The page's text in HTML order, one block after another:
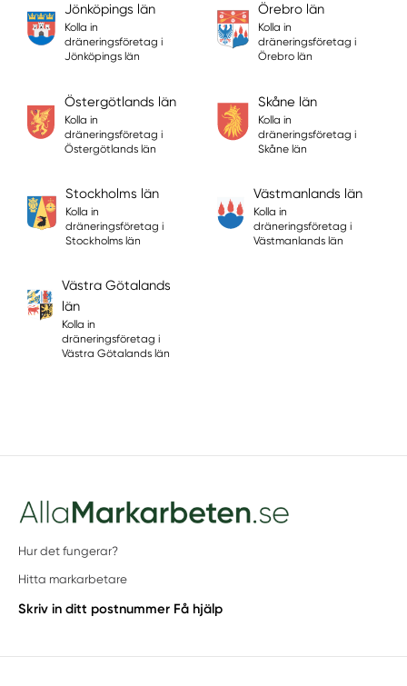
Jönköpings län
Kolla in
dräneringsföretag i
Jönköpings län
Örebro län
Kolla in
dräneringsföretag i
Örebro län
Östergötlands län
Kolla in
dräneringsföretag i
Östergötlands län
Skåne län
Kolla in
dräneringsföretag i
Skåne län
Stockholms län
Kolla in
dräneringsföretag i
Stockholms län
Västmanlands län
Kolla in
dräneringsföretag i
Västmanlands län
Västra Götalands
län
Kolla in
dräneringsföretag i
Västra Götalands län
Hur det fungerar?
Hitta markarbetare
Skriv in ditt postnummer Få hjälp